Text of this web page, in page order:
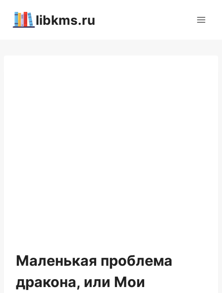
libkms.ru
Маленькая проблема
дракона, или Мои